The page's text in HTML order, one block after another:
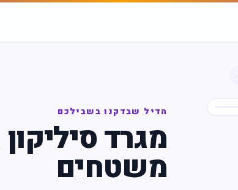
הדיל שבדקנו בשבילכם
מגרד
משטחים